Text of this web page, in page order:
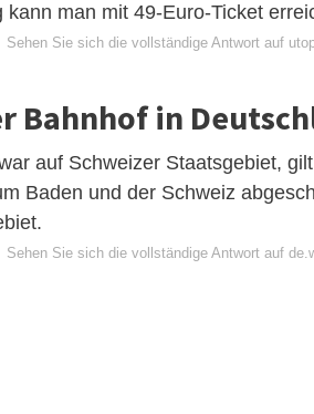
man mit 49-Euro-Ticket
Sehen Sie sich die vollständige Antwort auf
Bahnhof in
auf Schweizer Staatsgebiet,
Baden und der Schweiz
Sehen Sie sich die vollständige Antwort auf